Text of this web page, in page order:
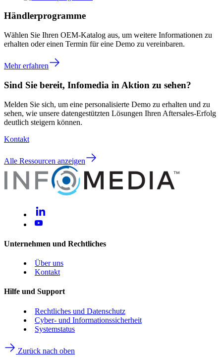
Händlerprogramme
Wählen Sie Ihren OEM-Katalog aus, um weitere Informationen zu
erhalten oder einen Termin für eine Demo zu vereinbaren.
Mehr erfahren
Sind Sie bereit, Infomedia in Aktion zu sehen?
Melden Sie sich, um eine personalisierte Demo zu erhalten und zu
sehen, wie unsere datengestützten Lösungen Ihren Aftersales-Erfolg
deutlich steigern können.
Kontakt
Alle Ressourcen anzeigen
Unternehmen und Rechtliches
Über uns
Kontakt
Hilfe und Support
Rechtliches und Datenschutz
Cyber- und Informationssicherheit
Systemstatus
Zurück nach oben